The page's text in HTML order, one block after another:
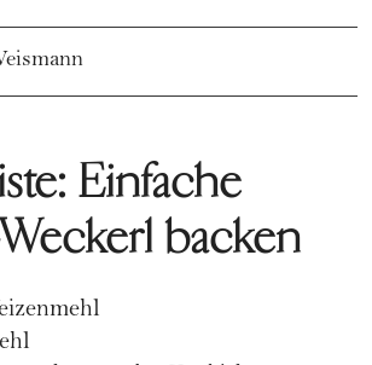
Einfache
backen